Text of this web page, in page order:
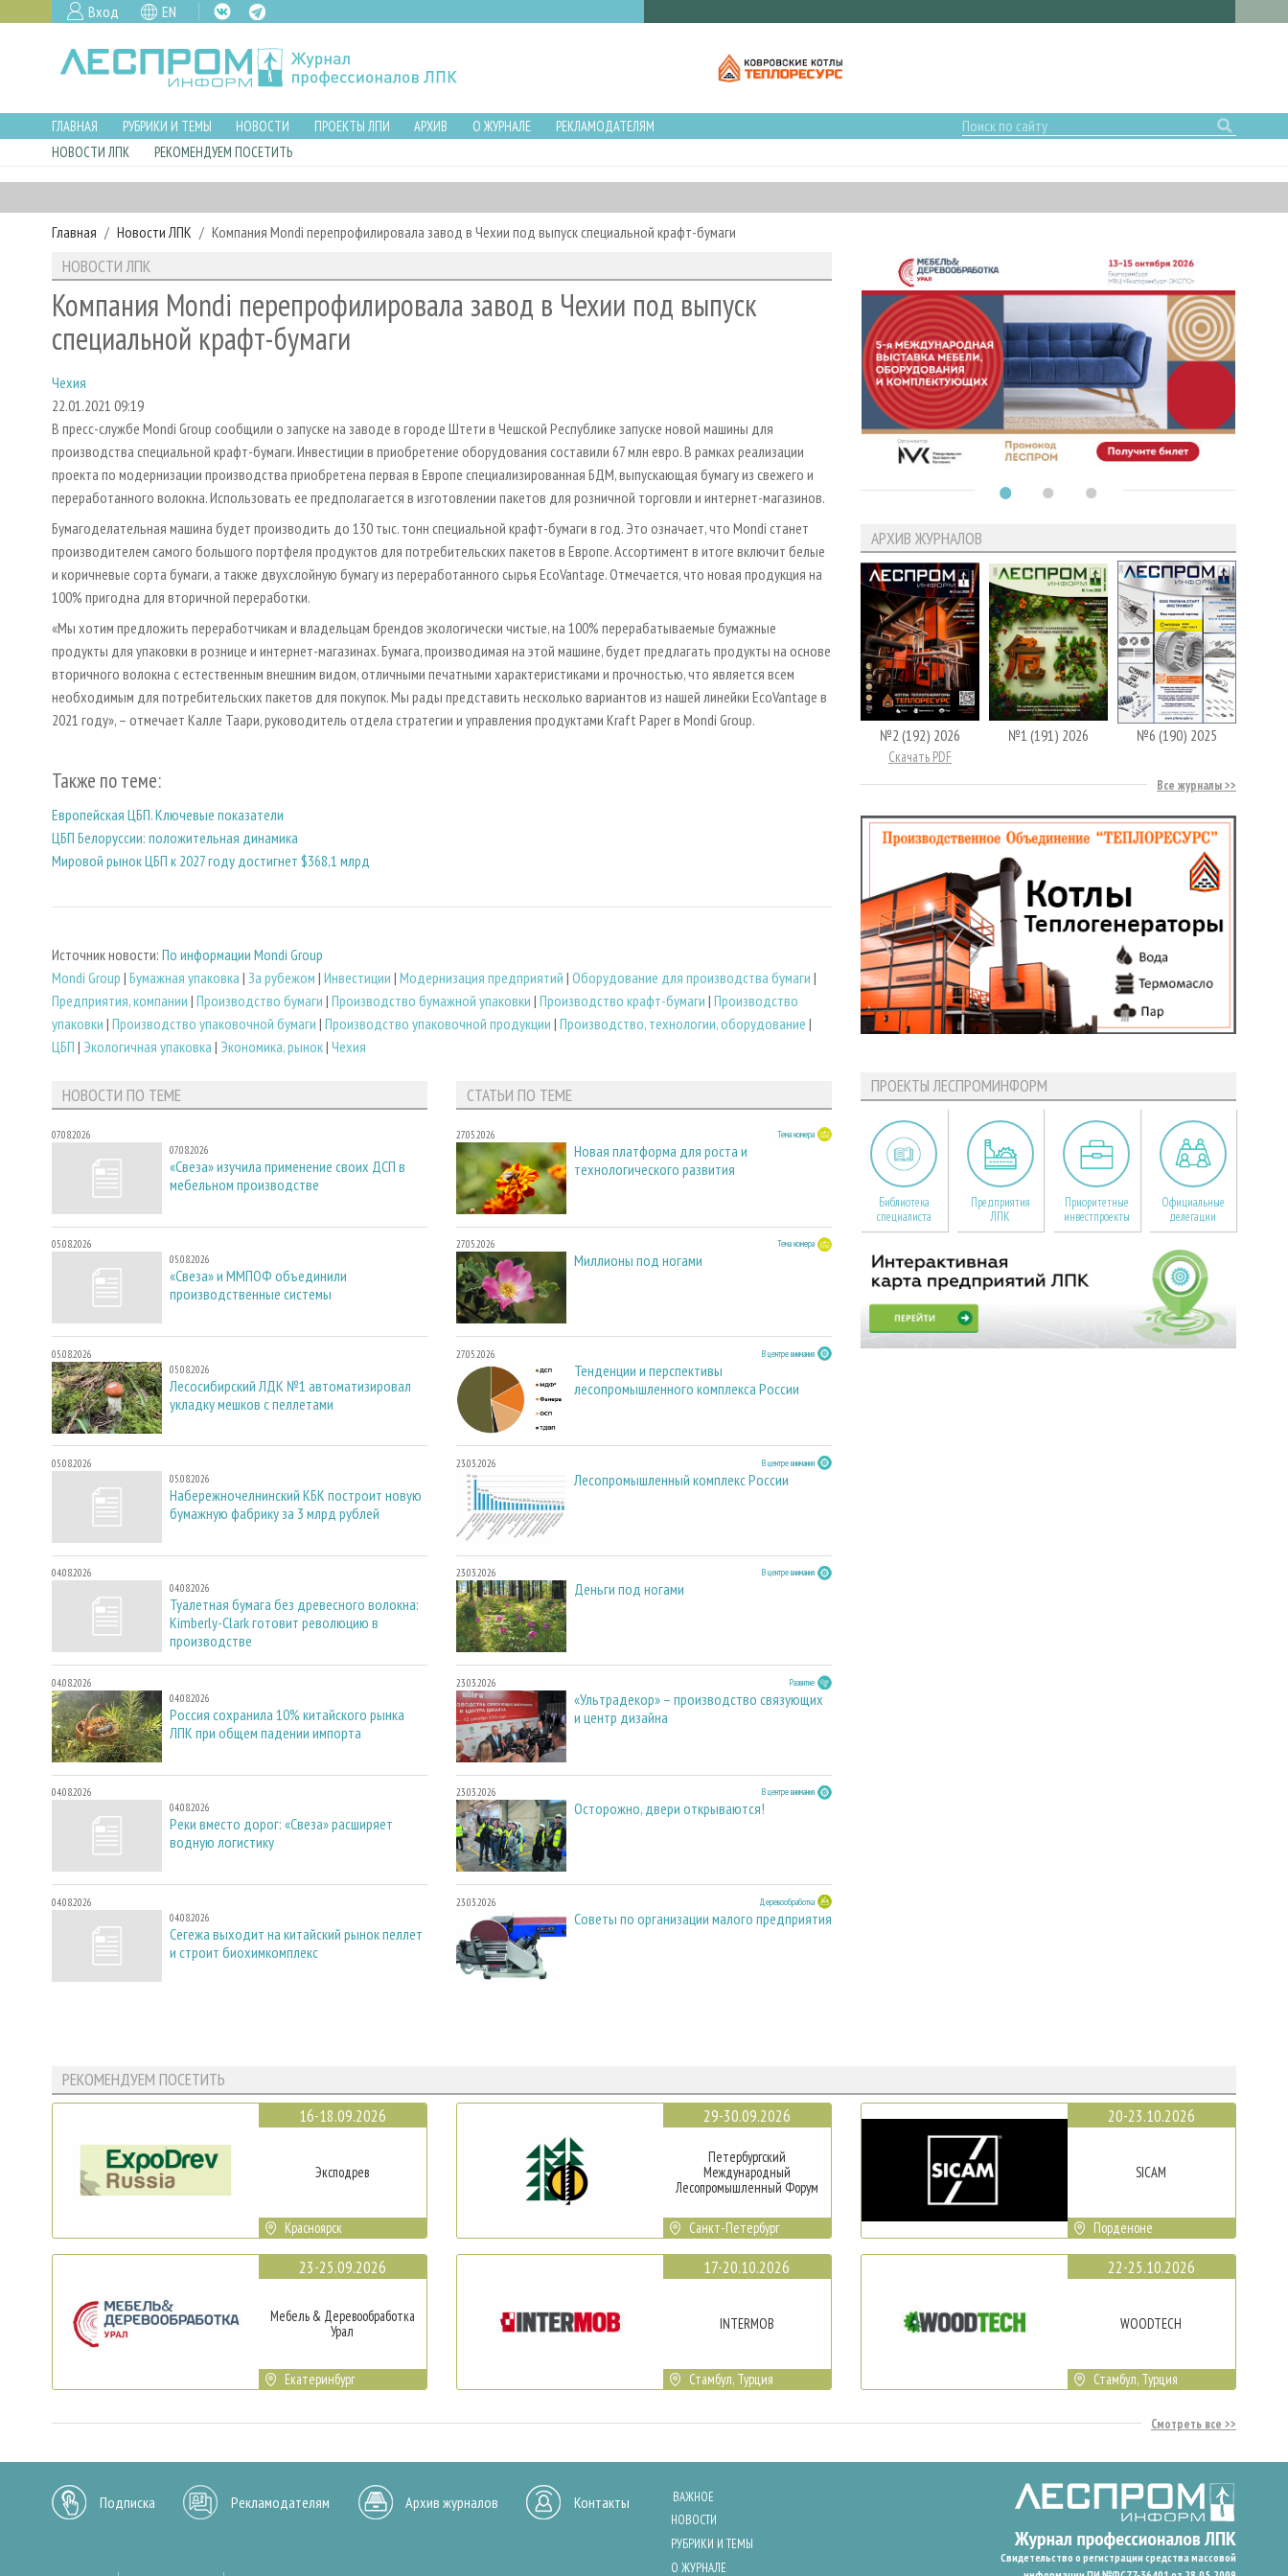
Вход EN
ГЛАВНАЯ РУБРИКИ И ТЕМЫ НОВОСТИ ПРОЕКТЫ ЛПИ АРХИВ О ЖУРНАЛЕ
РЕКЛАМОДАТЕЛЯМ
НОВОСТИ ЛПК
РЕКОМЕНДУЕМ ПОСЕТИТЬ
Главная Новости ЛПК Компания Mondi перепрофилировала завод в Чехии под выпуск специальной крафт-бумаги
НОВОСТИ ЛПК
Компания Mondi перепрофилировала завод в Чехии под выпуск
специальной крафт-бумаги
Чехия
22.01.2021 09:19
В пресс-службе Mondi Group сообщили о запуске на заводе в городе Штети в Чешской Республике запуске новой машины для
производства специальной крафт-бумаги. Инвестиции в приобретение оборудования составили 67 млн евро. В рамках реализации
проекта по модернизации производства приобретена первая в Европе специализированная БДМ, выпускающая бумагу из свежего и
переработанного волокна. Использовать ее предполагается в изготовлении пакетов для розничной торговли и интернет-магазинов.
Бумагоделательная машина будет производить до 130 тыс. тонн специальной крафт-бумаги в год. Это означает, что Mondi станет
производителем самого большого портфеля продуктов для потребительских пакетов в Европе. Ассортимент в итоге включит белые
и коричневые сорта бумаги, а также двухслойную бумагу из переработанного сырья EcoVantage. Отмечается, что новая продукция на
100% пригодна для вторичной переработки.
«Мы хотим предложить переработчикам и владельцам брендов экологически чистые, на 100% перерабатываемые бумажные
продукты для упаковки в рознице и интернет-магазинах. Бумага, производимая на этой машине, будет предлагать продукты на основе
вторичного волокна с естественным внешним видом, отличными печатными характеристиками и прочностью, что является всем
необходимым для потребительских пакетов для покупок. Мы рады представить несколько вариантов из нашей линейки EcoVantage в
2021 году», – отмечает Калле Таари, руководитель отдела стратегии и управления продуктами Kraft Paper в Mondi Group.
Также по теме:
Европейская ЦБП. Ключевые показатели
ЦБП Белоруссии: положительная динамика
Мировой рынок ЦБП к 2027 году достигнет $368,1 млрд
Источник новости: По информации Mondi Group
Mondi Group | Бумажная упаковка | За рубежом | Инвестиции | Модернизация предприятий | Оборудование для производства бумаги |
Предприятия, компании | Производство бумаги | Производство бумажной упаковки | Производство крафт-бумаги | Производство
упаковки | Производство упаковочной бумаги | Производство упаковочной продукции | Производство, технологии, оборудование |
ЦБП | Экологичная упаковка | Экономика, рынок| Чехия
НОВОСТИ ПО ТЕМЕ
07.08.2026
07.08.2026
«Свеза» изучила применение своих ДСП в
мебельном производстве
05.08.2026
05.08.2026
«Свеза» и ММПОФ объединили
производственные системы
05.08.2026
05.08.2026
Лесосибирский ЛДК №1 автоматизировал
укладку мешков с пеллетами
05.08.2026
05.08.2026
Набережночелнинский КБК построит новую
бумажную фабрику за 3 млрд рублей
04.08.2026
04.08.2026
Туалетная бумага без древесного волокна:
Kimberly-Clark готовит революцию в
производстве
04.08.2026
04.08.2026
Россия сохранила 10% китайского рынка
ЛПК при общем падении импорта
04.08.2026
04.08.2026
Реки вместо дорог: «Свеза» расширяет
водную логистику
04.08.2026
04.08.2026
Сегежа выходит на китайский рынок пеллет
и строит биохимкомплекс
СТАТЬИ ПО ТЕМЕ
27.05.2026 Тема номера
Новая платформа для роста и
технологического развития
27.05.2026 Тема номера
Миллионы под ногами
27.05.2026 В центре внимания
Тенденции и перспективы
лесопромышленного комплекса России
23.03.2026 В центре внимания
Лесопромышленный комплекс России
23.03.2026 В центре внимания
Деньги под ногами
23.03.2026 Развитие
«Ультрадекор» – производство связующих
и центр дизайна
23.03.2026 В центре внимания
Осторожно, двери открываются!
23.03.2026 Деревообработка
Советы по организации малого предприятия
АРХИВ ЖУРНАЛОВ
№2 (192) 2026
Скачать PDF
№1 (191) 2026 №6 (190) 2025
Все журналы
ПРОЕКТЫ ЛЕСПРОМИНФОРМ
Библиотека
специалиста
Предприятия
ЛПК
Приоритетные
инвестпроекты
Официальные
делегации
РЕКОМЕНДУЕМ ПОСЕТИТЬ
16-18.09.2026
Эксподрев
Красноярск
23-25.09.2026
Мебель & Деревообработка
Урал
Екатеринбург
29-30.09.2026
Петербургский
Международный
Лесопромышленный Форум
Санкт-Петербург
17-20.10.2026
INTERMOB
Стамбул, Турция
20-23.10.2026
SICAM
Порденоне
22-25.10.2026
WOODTECH
Стамбул, Турция
Смотреть все
Подписка Рекламодателям Архив журналов Контакты
ВАЖНОЕ
НОВОСТИ
РУБРИКИ И ТЕМЫ
О ЖУРНАЛЕ
Свидетельство о регистрации средства массовой